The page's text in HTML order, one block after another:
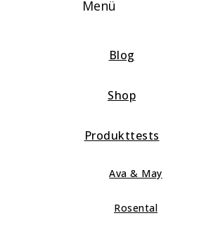
Menü
Blog
Shop
Produkttests
Ava & May
Rosental